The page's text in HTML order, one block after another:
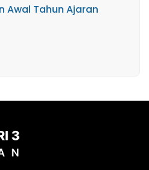
Awal Tahun Ajaran